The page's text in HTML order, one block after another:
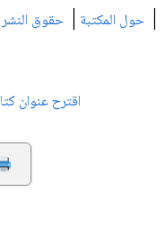
| حول المكتبة | حقوق
اقترح عنوان